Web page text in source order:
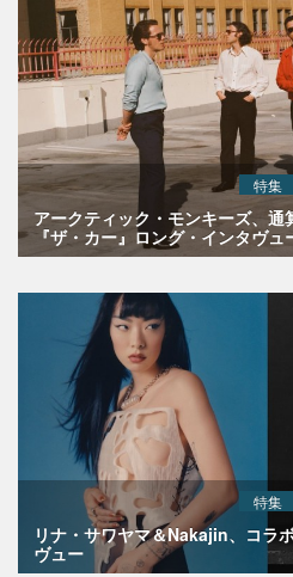
特集
アークティック・モンキーズ、通
『ザ・カー』ロング・インタヴュ
特集
リナ・サワヤマ＆Nakajin、コラ
ヴュー